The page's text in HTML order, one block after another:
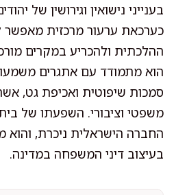
בענייני נישואין וגירושין של
כערכאת ערעור מרכזית
ההלכתית ולהכריע במקרים
הוא מתמודד עם אתגרים
סמכות שיפוטית ואכיפת גט,
משפטי וציבורי. השפעתו של
החברה הישראלית ניכרת, והוא
בעיצוב דיני המשפחה במדינה.